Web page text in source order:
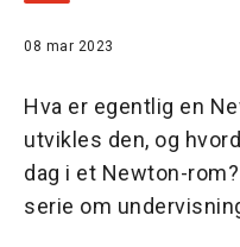
08 mar 2023
Hva er egentlig en
utvikles den, og
dag i et Newton-
serie om